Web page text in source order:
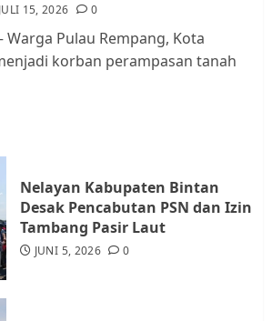
AGUSTUS 1, 2026
Warga Rempang Ajukan
Audiensi dengan Wali Kota
JULI 15, 2026 0
Warga Pulau Rempang, Kota
korban perampasan tanah
Nelayan Kabupaten Bintan
Desak Pencabutan PSN dan Izin
Tambang Pasir Laut
JUNI 5, 2026 0